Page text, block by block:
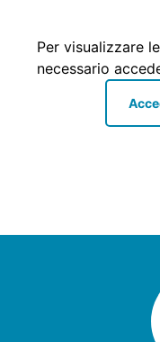
Per visualizzare
necessario